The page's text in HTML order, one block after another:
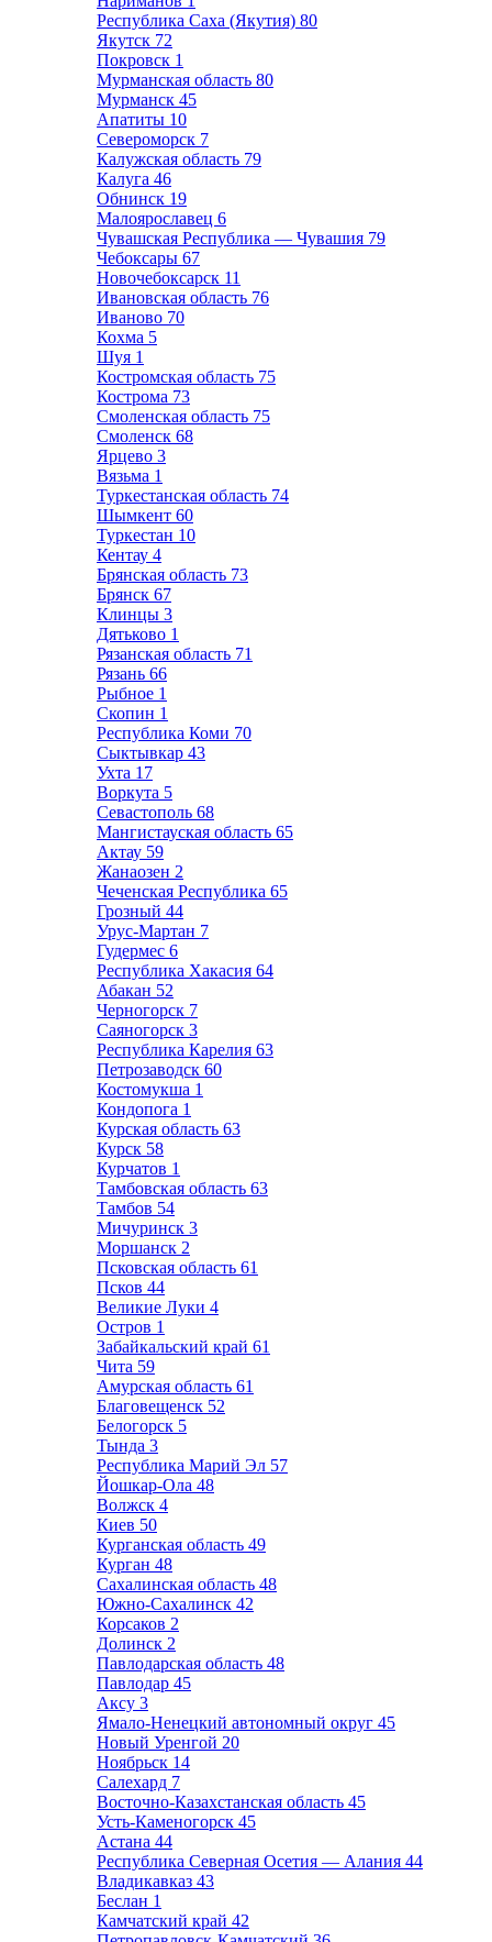
Республика Саха (Якутия) 80
Якутск 72
Покровск 1
Мурманская область 80
Мурманск 45
Апатиты 10
Североморск 7
Калужская область 79
Калуга 46
Обнинск 19
Малоярославец 6
Чувашская Республика — Чувашия 79
Чебоксары 67
Новочебоксарск 11
Ивановская область 76
Иваново 70
Кохма 5
Шуя 1
Костромская область 75
Кострома 73
Смоленская область 75
Смоленск 68
Ярцево 3
Вязьма 1
Туркестанская область 74
Шымкент 60
Туркестан 10
Кентау 4
Брянская область 73
Брянск 67
Клинцы 3
Дятьково 1
Рязанская область 71
Рязань 66
Рыбное 1
Скопин 1
Республика Коми 70
Сыктывкар 43
Ухта 17
Воркута 5
Севастополь 68
Мангистауская область 65
Актау 59
Жанаозен 2
Чеченская Республика 65
Грозный 44
Урус-Мартан 7
Гудермес 6
Республика Хакасия 64
Абакан 52
Черногорск 7
Саяногорск 3
Республика Карелия 63
Петрозаводск 60
Костомукша 1
Кондопога 1
Курская область 63
Курск 58
Курчатов 1
Тамбовская область 63
Тамбов 54
Мичуринск 3
Моршанск 2
Псковская область 61
Псков 44
Великие Луки 4
Остров 1
Забайкальский край 61
Чита 59
Амурская область 61
Благовещенск 52
Белогорск 5
Тында 3
Республика Марий Эл 57
Йошкар-Ола 48
Волжск 4
Киев 50
Курганская область 49
Курган 48
Сахалинская область 48
Южно-Сахалинск 42
Корсаков 2
Долинск 2
Павлодарская область 48
Павлодар 45
Аксу 3
Ямало-Ненецкий автономный округ 45
Новый Уренгой 20
Ноябрьск 14
Салехард 7
Восточно-Казахстанская область 45
Усть-Каменогорск 45
Астана 44
Республика Северная Осетия — Алания 44
Владикавказ 43
Беслан 1
Камчатский край 42